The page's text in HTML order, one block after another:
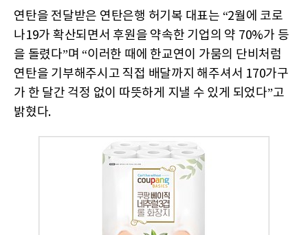
연탄을 전달받은 연탄은행 허기복 대표는 “2월에 코로
나19가 확산되면서 후원을 약속한 기업의 약 70%가 등
을 돌렸다”며 “이러한 때에 한교연이 가뭄의 단비처럼
연탄을 기부해주시고 직접 배달까지 해주셔서 170가구
가 한 달간 걱정 없이 따뜻하게 지낼 수 있게 되었다”고
밝혔다.